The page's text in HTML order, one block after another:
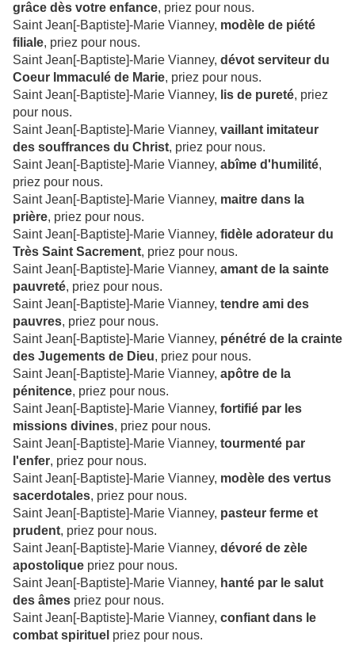
grâce dès votre enfance, priez pour nous.
Saint Jean[-Baptiste]-Marie Vianney, modèle de piété
filiale, priez pour nous.
Saint Jean[-Baptiste]-Marie Vianney, dévot serviteur du
Coeur Immaculé de Marie, priez pour nous.
Saint Jean[-Baptiste]-Marie Vianney, lis de pureté, priez
pour nous.
Saint Jean[-Baptiste]-Marie Vianney, vaillant imitateur
des souffrances du Christ, priez pour nous.
Saint Jean[-Baptiste]-Marie Vianney, abîme d'humilité,
priez pour nous.
Saint Jean[-Baptiste]-Marie Vianney, maitre dans la
prière, priez pour nous.
Saint Jean[-Baptiste]-Marie Vianney, fidèle adorateur du
Très Saint Sacrement, priez pour nous.
Saint Jean[-Baptiste]-Marie Vianney, amant de la sainte
pauvreté, priez pour nous.
Saint Jean[-Baptiste]-Marie Vianney, tendre ami des
pauvres, priez pour nous.
Saint Jean[-Baptiste]-Marie Vianney, pénétré de la crainte
des Jugements de Dieu, priez pour nous.
Saint Jean[-Baptiste]-Marie Vianney, apôtre de la
pénitence, priez pour nous.
Saint Jean[-Baptiste]-Marie Vianney, fortifié par les
missions divines, priez pour nous.
Saint Jean[-Baptiste]-Marie Vianney, tourmenté par
l'enfer, priez pour nous.
Saint Jean[-Baptiste]-Marie Vianney, modèle des vertus
sacerdotales, priez pour nous.
Saint Jean[-Baptiste]-Marie Vianney, pasteur ferme et
prudent, priez pour nous.
Saint Jean[-Baptiste]-Marie Vianney, dévoré de zèle
apostolique priez pour nous.
Saint Jean[-Baptiste]-Marie Vianney, hanté par le salut
des âmes priez pour nous.
Saint Jean[-Baptiste]-Marie Vianney, confiant dans le
combat spirituel priez pour nous.